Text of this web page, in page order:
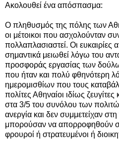
Ακολουθεί ένα απόσπασμα:
Ο πληθυσμός της πόλης των
οι μέτοικοι που ασχολούνταν
πολλαπλασιαστεί. Οι ευκαιρίες
σημαντικά μειωθεί λόγω του
προσφοράς εργασίας των
που ήταν και πολύ φθηνότερη
ημερομισθίων που τους
πολίτες Αθηναίοι ιδίως
στα 3/5 του συνόλου των
ανεργία και δεν συμμετείχαν
μπορούσαν να απορροφηθούν
φρουροί ή στρατευμένοι ή